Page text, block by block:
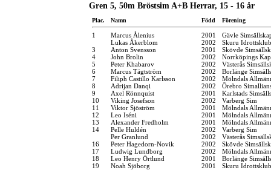
Gren 5, 50m Bröstsim A+B Herrar, 15 - 16 år
Plac. Namn Född Förening
1 Marcus Ålenius 2001
Gävle
Lukas Åkerblom
2002
Skuru
3
Anton Svensson 2001
Skövde
4
John Brolin 2002
Norrköpings
5
Peter Khabarov 2002
Västerås
6
Marcus Tägtström 2002
Borlänge
7
Filiph Castillo Karlsson 2002
Mölndals
8
Adrijan Danqi 2002
Örebro
9
Axel Rönnquist 2001
Karlstads
10
Viking Josefson 2002
Varberg Sim
11
Viktor Sjöström 2001
Mölndals
12
Leo Iséni 2001
Mölndals
13
Alexander Fredholm 2001
Mölndals
14
Pelle Huldén 2002
Varberg Sim
Per Granlund
2002
Västerås
16
Peter Hagedorn-Novik 2002
Skövde
17
Ludwig Lundborg 2002
Mölndals
18
Leo Henry Örtlund 2001
Borlänge
19
Noah Sjöborg 2001 Skuru